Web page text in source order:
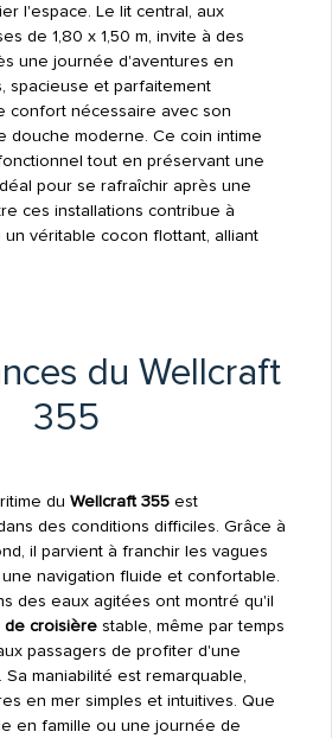
l'espace. Le lit central, aux
de 1,80 x 1,50 m, invite à des
une journée d'aventures en
spacieuse et parfaitement
confort nécessaire avec son
douche moderne. Ce coin intime
tout en préservant une
pour se rafraîchir après une
ces installations contribue à
véritable cocon flottant, alliant
du Wellcraft
355
du Wellcraft 355est
des conditions difficiles. Grâce à
il parvient à franchir les vagues
navigation fluide et confortable.
des eaux agitées ont montré qu'il
de croisièrestable, même par temps
passagers de profiter d'une
maniabilité est remarquable,
en mer simples et intuitives. Que
en famille ou une journée de